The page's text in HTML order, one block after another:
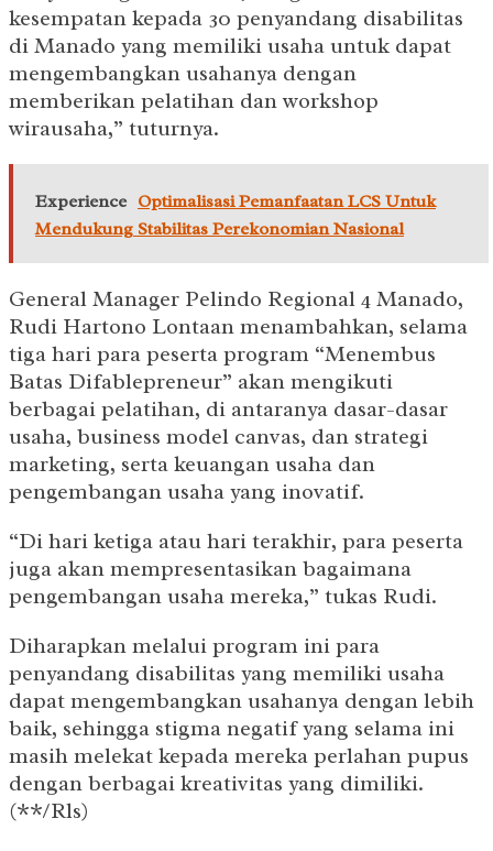
kesempatan kepada 30 penyandang disabilitas
di Manado yang memiliki usaha untuk dapat
mengembangkan usahanya dengan
memberikan pelatihan dan workshop
wirausaha,” tuturnya.
Experience Optimalisasi Pemanfaatan LCS Untuk
Mendukung Stabilitas Perekonomian Nasional
General Manager Pelindo Regional 4 Manado,
Rudi Hartono Lontaan menambahkan, selama
tiga hari para peserta program “Menembus
Batas Difablepreneur” akan mengikuti
berbagai pelatihan, di antaranya dasar-dasar
usaha, business model canvas, dan strategi
marketing, serta keuangan usaha dan
pengembangan usaha yang inovatif.
“Di hari ketiga atau hari terakhir, para peserta
juga akan mempresentasikan bagaimana
pengembangan usaha mereka,” tukas Rudi.
Diharapkan melalui program ini para
penyandang disabilitas yang memiliki usaha
dapat mengembangkan usahanya dengan lebih
baik, sehingga stigma negatif yang selama ini
masih melekat kepada mereka perlahan pupus
dengan berbagai kreativitas yang dimiliki.
(**/Rls)